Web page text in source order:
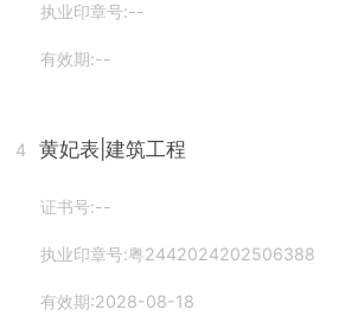
执业印章号:--
有效期:--
4 黄妃表 |建筑工程
证书号:--
执业印章号:粤2442024202506388
有效期:2028-08-18